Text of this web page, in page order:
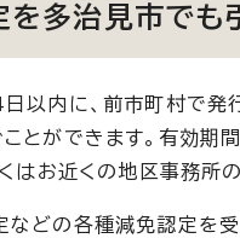
多治見市でも
以内に、前市町村で発
とができます。有効
はお近くの地区事務所
などの各種減免認定を